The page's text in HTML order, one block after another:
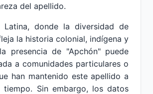
del apellido.
Latina, donde la diversidad de
la historia colonial, indígena y
presencia de "Apchón" puede
a comunidades particulares o
han mantenido este apellido a
Sin embargo, los datos